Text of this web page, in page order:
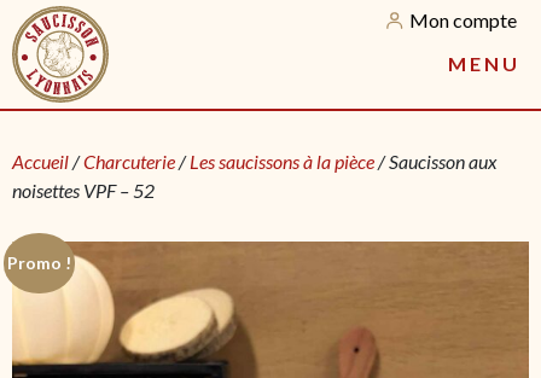
Mon compte
M E N U
Accueil/Charcuterie/Les saucissons à la pièce/ Saucisson aux
noisettes VPF – 52
Promo !